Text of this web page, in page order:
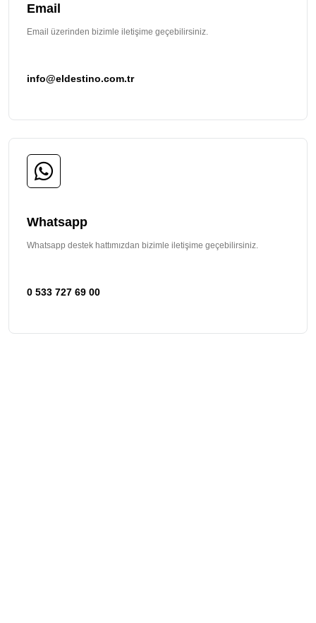
Email
Email üzerinden bizimle iletişime geçebilirsiniz.
info@eldestino.com.tr
Whatsapp
Whatsapp destek hattımızdan bizimle iletişime geçebilirsiniz.
0 533 727 69 00